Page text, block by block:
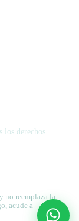
los derechos
no reemplaza la
acude a